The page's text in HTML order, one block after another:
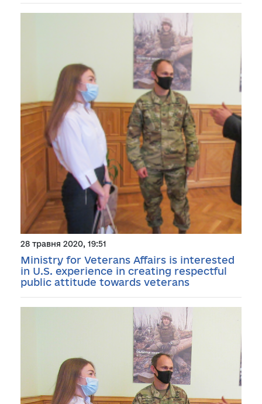
28 травня 2020, 19:51
Ministry for Veterans Affairs is interested
in U.S. experience in creating respectful
public attitude towards veterans